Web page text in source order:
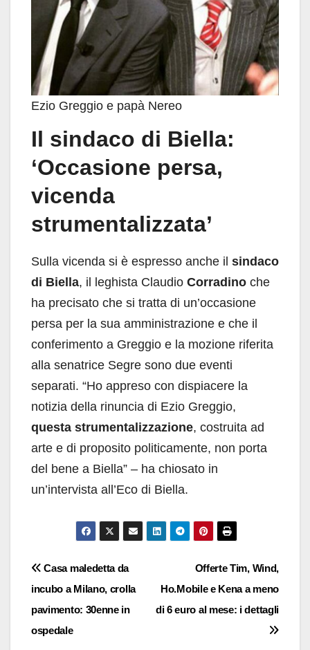
Ezio Greggio e papà Nereo
Il sindaco di Biella:
‘Occasione persa,
vicenda
strumentalizzata’
Sulla vicenda si è espresso anche il sindaco
di Biella, il leghista Claudio Corradino che
ha precisato che si tratta di un’occasione
persa per la sua amministrazione e che il
conferimento a Greggio e la mozione riferita
alla senatrice Segre sono due eventi
separati. “Ho appreso con dispiacere la
notizia della rinuncia di Ezio Greggio,
questa strumentalizzazione, costruita ad
arte e di proposito politicamente, non porta
del bene a Biella” – ha chiosato in
un’intervista all’Eco di Biella.
Navigazione
articoli
Offerte Tim, Wind,
Ho.Mobile e Kena a meno
di 6 euro al mese: i dettagli
Casa maledetta da
incubo a Milano, crolla
pavimento: 30enne in
ospedale